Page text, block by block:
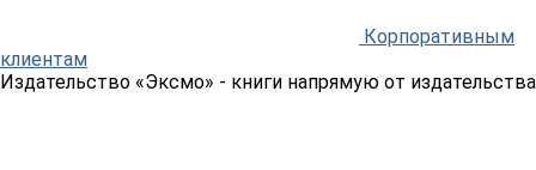
Корпоративным
клиентам
Издательство «Эксмо» - книги напрямую от издательства